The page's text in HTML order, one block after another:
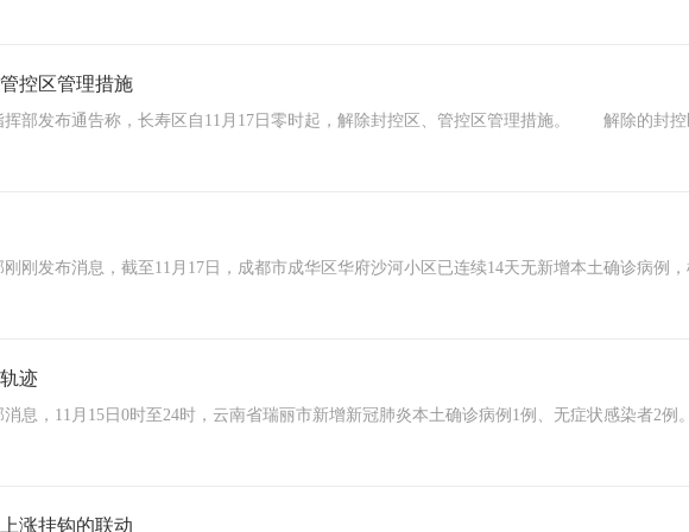
控区管理措施
部发布通告称，长寿区自11月17日零时起，解除封控区、管控区管理措施。 解除的封控
发布消息，截至11月17日，成都市成华区华府沙河小区已连续14天无新增本土确诊病例
迹
，11月15日0时至24时，云南省瑞丽市新增新冠肺炎本土确诊病例1例、无症状感染者2例
涨挂钩的联动